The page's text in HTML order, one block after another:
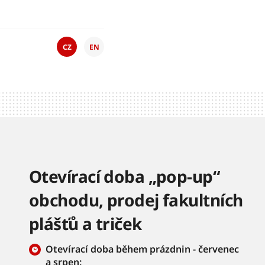
CZ EN
Otevírací doba „pop-up“
obchodu, prodej fakultních
plášťů a triček
Otevírací doba během prázdnin - červenec
a srpen: